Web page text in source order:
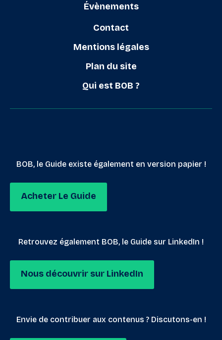
Évènements
Contact
Mentions légales
Plan du site
Qui est BOB ?
BOB, le Guide existe également en version papier !
Acheter Le Guide
Retrouvez également BOB, le Guide sur LinkedIn !
Nous découvrir sur LinkedIn
Envie de contribuer aux contenus ? Discutons-en !